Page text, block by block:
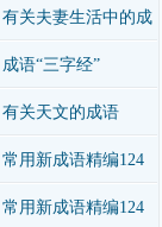
的“三”与“五”
有关夫妻生活中的成
语应用（搞笑
成语“三字经”
有关天文的成语
常用新成语精编124
条（三）
常用新成语精编124